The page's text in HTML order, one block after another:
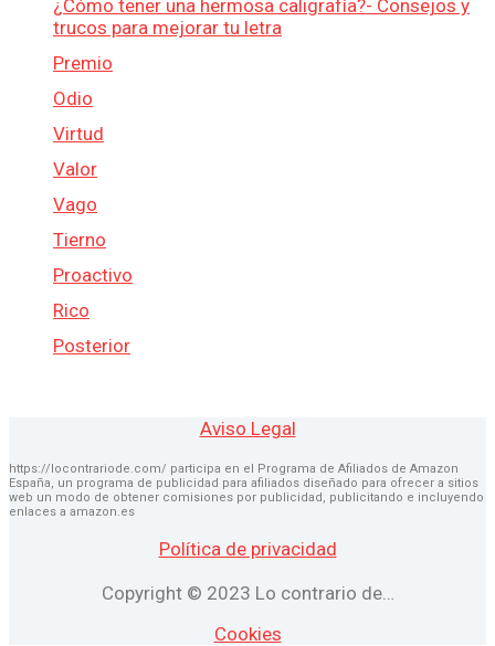
¿Cómo tener una hermosa caligrafía?- Consejos y
trucos para mejorar tu letra
Premio
Odio
Virtud
Valor
Vago
Tierno
Proactivo
Rico
Posterior
Aviso Legal
https://locontrariode.com/ participa en el Programa de Afiliados de Amazon
España, un programa de publicidad para afiliados diseñado para ofrecer a sitios
web un modo de obtener comisiones por publicidad, publicitando e incluyendo
enlaces a amazon.es
Política de privacidad
Copyright © 2023 Lo contrario de…
Cookies